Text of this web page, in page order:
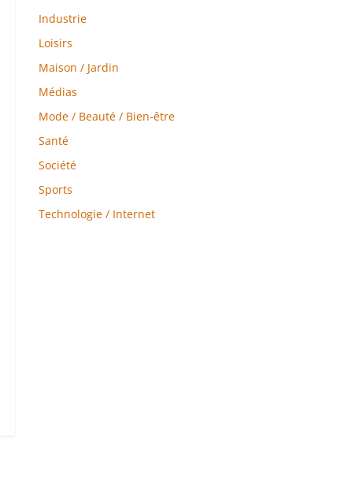
Industrie
Loisirs
Maison / Jardin
Médias
Mode / Beauté / Bien-être
Santé
Société
Sports
Technologie / Internet